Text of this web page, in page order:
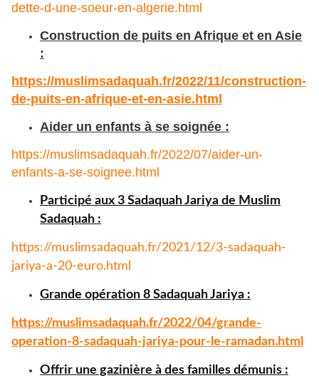
dette-d-une-soeur-en-algerie.html
Construction de puits en Afrique et en Asie
:
https://muslimsadaquah.fr/2022/11/construction-
de-puits-en-afrique-et-en-asie.html
Aider un enfants à se soignée :
https://muslimsadaquah.fr/2022/07/aider-un-
enfants-a-se-soignee.html
Participé aux 3 Sadaquah Jariya de Muslim
Sadaquah :
https://muslimsadaquah.fr/2021/12/3-sadaquah-
jariya-a-20-euro.html
Grande opération 8 Sadaquah Jariya :
https://muslimsadaquah.fr/2022/04/grande-
operation-8-sadaquah-jariya-pour-le-ramadan.html
Offrir une gazinière à des familles démunis :